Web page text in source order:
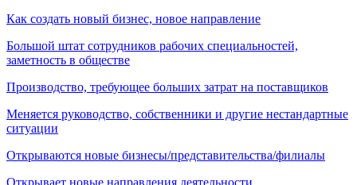
Как создать новый бизнес, новое направление
Большой штат сотрудников рабочих специальностей,
заметность в обществе
Производство, требующее больших затрат на поставщиков
Меняется руководство, собственники и другие нестандартные
ситуации
Открываются новые бизнесы/представительства/филиалы